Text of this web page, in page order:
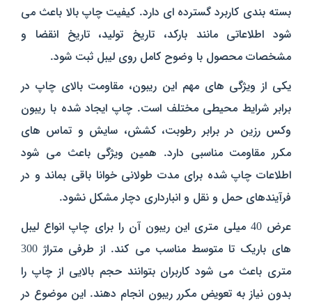
بسته‌ بندی کاربرد گسترده‌ ای دارد. کیفیت چاپ بالا باعث می‌
شود اطلاعاتی مانند بارکد، تاریخ تولید، تاریخ انقضا و
مشخصات محصول با وضوح کامل روی لیبل ثبت شود.
یکی از ویژگی‌ های مهم این ریبون، مقاومت بالای چاپ در
برابر شرایط محیطی مختلف است. چاپ ایجاد شده با ریبون
وکس رزین در برابر رطوبت، کشش، سایش و تماس‌ های
مکرر مقاومت مناسبی دارد. همین ویژگی باعث می‌ شود
اطلاعات چاپ شده برای مدت طولانی خوانا باقی بماند و در
فرآیندهای حمل‌ و نقل و انبارداری دچار مشکل نشود.
عرض 40 میلی‌ متری این ریبون آن را برای چاپ انواع لیبل‌
های باریک تا متوسط مناسب می‌ کند. از طرفی متراژ 300
متری باعث می‌ شود کاربران بتوانند حجم بالایی از چاپ را
بدون نیاز به تعویض مکرر ریبون انجام دهند. این موضوع در